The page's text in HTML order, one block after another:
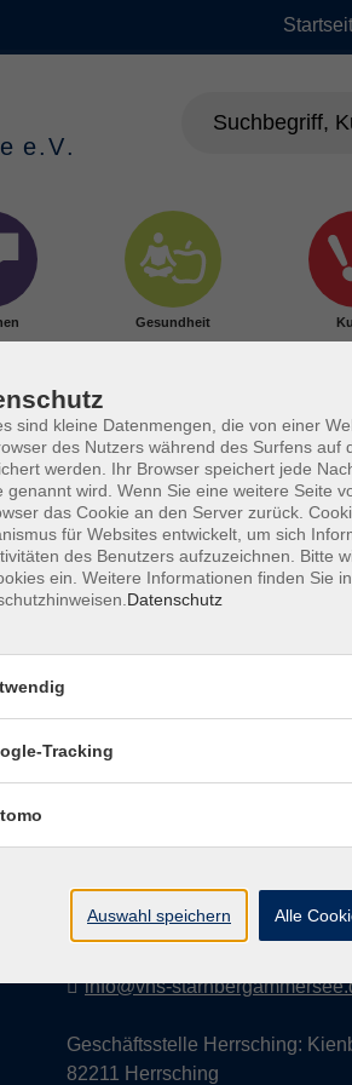
Gesundheit
Kontakt
Geschäftsstelle Starnberg:
info@vhs-
Geschäftsstelle Herrsching:
82211 Herrsching
sind kleine Datenmengen, die von einer
des Nutzers während des Surfens auf
werden. Ihr Browser speichert jede
genannt wird. Wenn Sie eine weitere Seite
das Cookie an den Server zurück.
für Websites entwickelt, um sich
des Benutzers aufzuzeichnen. Bitte
ein. Weitere Informationen finden Sie
Datenschutz
Tracking
Auswahl speichern Alle